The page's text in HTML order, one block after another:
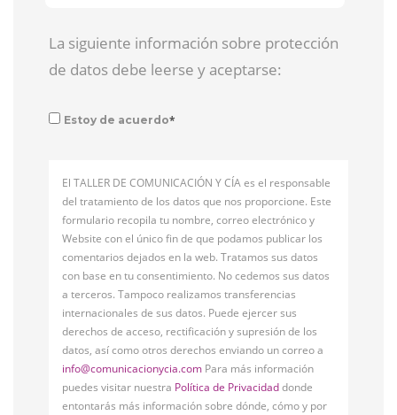
La siguiente información sobre protección
de datos debe leerse y aceptarse:
Estoy de acuerdo*
El TALLER DE COMUNICACIÓN Y CÍA es el responsable
del tratamiento de los datos que nos proporcione. Este
formulario recopila tu nombre, correo electrónico y
Website con el único fin de que podamos publicar los
comentarios dejados en la web. Tratamos sus datos
con base en tu consentimiento. No cedemos sus datos
a terceros. Tampoco realizamos transferencias
internacionales de sus datos. Puede ejercer sus
derechos de acceso, rectificación y supresión de los
datos, así como otros derechos enviando un correo a
info@comunicacionycia.com Para más información
puedes visitar nuestra Política de Privacidaddonde
entontarás más información sobre dónde, cómo y por